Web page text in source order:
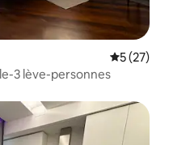
5 (27)
3 lève-personnes